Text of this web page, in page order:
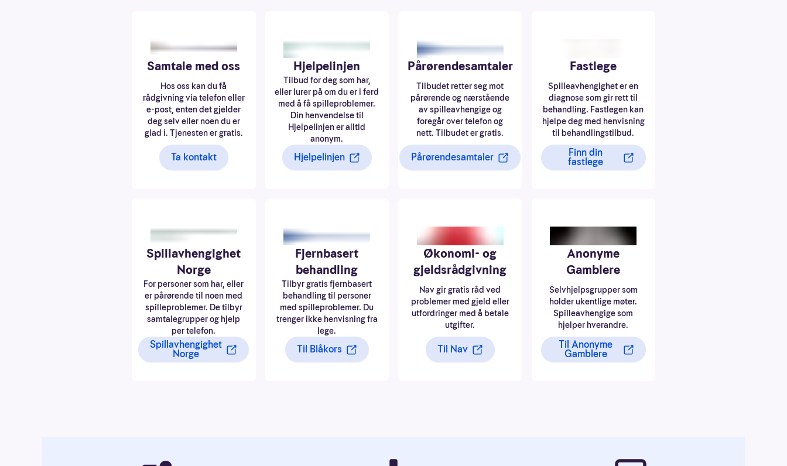
Samtale med oss
Hos oss kan du få
rådgivning via telefon eller
e-post, enten det gjelder
deg selv eller noen du er
glad i. Tjenesten er gratis.
Ta kontakt
Hjelpelinjen
Tilbud for deg som har,
eller lurer på om du er i ferd
med å få spilleproblemer.
Din henvendelse til
Hjelpelinjen er alltid
anonym.
Hjelpelinjen
Pårørendesamtaler
Tilbudet retter seg mot
pårørende og nærstående
av spilleavhengige og
foregår over telefon og
nett. Tilbudet er gratis.
Pårørendesamtaler
Fastlege
Spilleavhengighet er en
diagnose som gir rett til
behandling. Fastlegen kan
hjelpe deg med henvisning
til behandlingstilbud.
Finn din
fastlege
Spillavhengighet
Norge
For personer som har, eller
er pårørende til noen med
spilleproblemer. De tilbyr
samtalegrupper og hjelp
per telefon.
Spillavhengighet
Norge
Fjernbasert
behandling
Tilbyr gratis fjernbasert
behandling til personer
med spilleproblemer. Du
trenger ikke henvisning fra
lege.
Til Blåkors
Økonomi- og
gjeldsrådgivning
Nav gir gratis råd ved
problemer med gjeld eller
utfordringer med å betale
utgifter.
Til Nav
Anonyme
Gamblere
Selvhjelpsgrupper som
holder ukentlige møter.
Spilleavhengige som
hjelper hverandre.
Til Anonyme
Gamblere